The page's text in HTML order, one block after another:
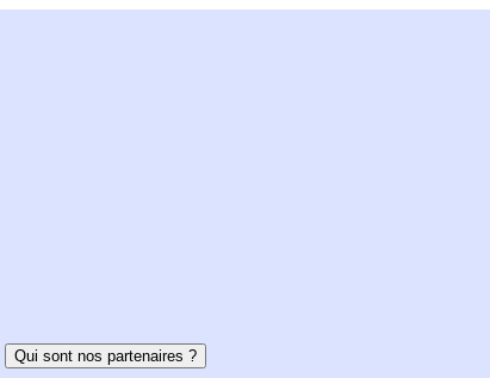
Qui sont nos partenaires ?